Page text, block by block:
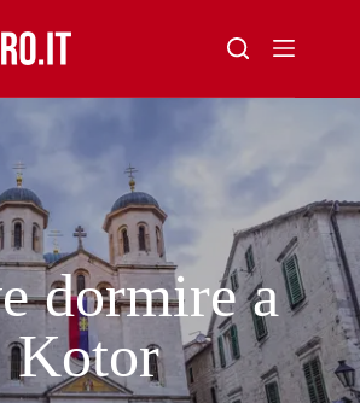
dormire a
Kotor